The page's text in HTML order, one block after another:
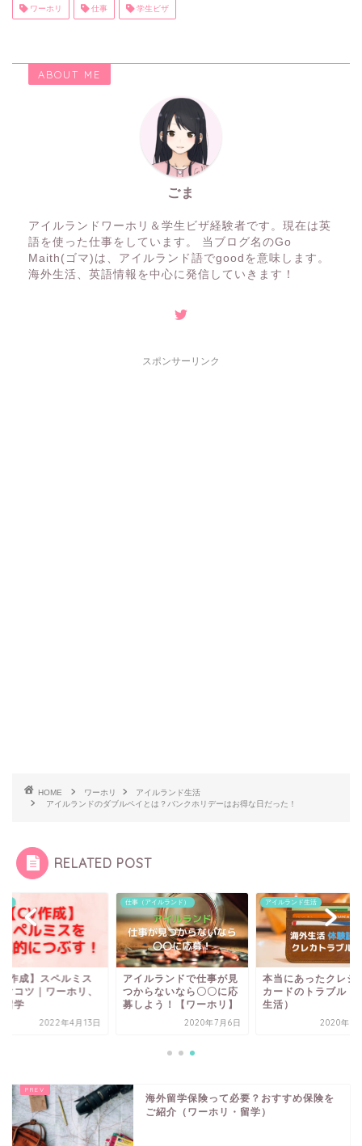
ワーホリ 仕事 学生ビザ
ABOUT ME
ごま
アイルランドワーホリ＆学生ビザ経験者です。現在は英
語を使った仕事をしています。 当ブログ名のGo
Maith(ゴマ)は、アイルランド語でgoodを意味します。
海外生活、英語情報を中心に発信していきます！
スポンサーリンク
HOME ワーホリ
アイルランド生活
アイルランドのダブルペイとは？バンクホリデーはお得な日だった！
RELATED POST
作成】スペルミス
ぐコツ｜ワーホリ、
留学
2022年4月13日
仕事（アイルランド）
アイルランドで仕事が見
つからないなら〇〇に応
募しよう！【ワーホリ】
2020年7月6日
アイルランド生活
本当にあったクレジ
カードのトラブル（
生活）
2020年8
海外留学保険って必要？おすすめ保険を
ご紹介（ワーホリ・留学）